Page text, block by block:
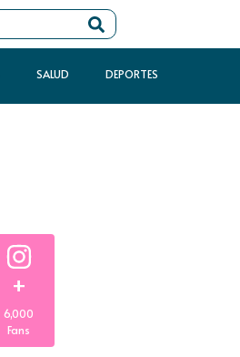
SALUD DEPORTES
+
6,000
Fans